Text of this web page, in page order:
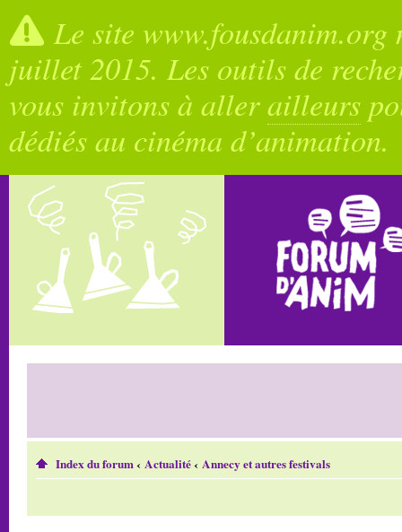
Le site
juillet 2015. Les outils de
vous invitons à allerailleurs
dédiés au cinéma d’animation.
Index du forum‹ Actualité‹ Annecy et autres festivals